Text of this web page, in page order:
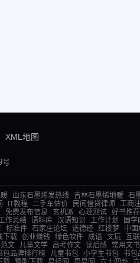
XML地图
号
山东石墨烯发热线 吉林石墨烯地暖 石
IT教程 二手车估价 民间借贷律师 工商
免费发布信息 玄机派 心理测试 好书推荐
作总结 语料库 汉语知识 工作计划 国学
标准件 石家庄论坛 道德经 红楼梦 中国
下载 创业赚钱 绿色软件 成语 文玩 互
文 儿童文学 高考作文 读后感 常用文书
包品牌排行榜 儿童书包 小学生书包 书包